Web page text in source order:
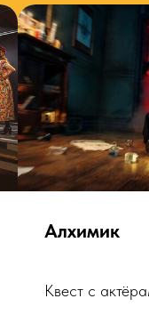
Алхимик
Квест с